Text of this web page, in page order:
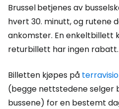
Brusselbetjenes av
hvert 30. minutt, og rutene
ankomster. En enkeltbillett
returbillett har ingen rabatt.
Billetten kjøpes på
(begge nettstedene selger
bussene) for en bestemt